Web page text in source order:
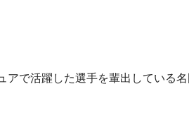
アで活躍した選手を輩出している名